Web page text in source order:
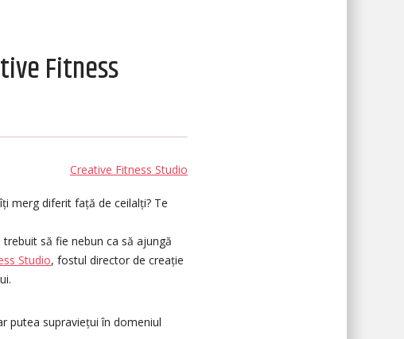
Fitness
Creative Fitness Studio
merg diferit față de ceilalți? Te
să fie nebun ca să ajungă
Studio, fostul director de creație
putea supraviețui în domeniul